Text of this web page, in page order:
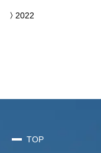
2022
TOP